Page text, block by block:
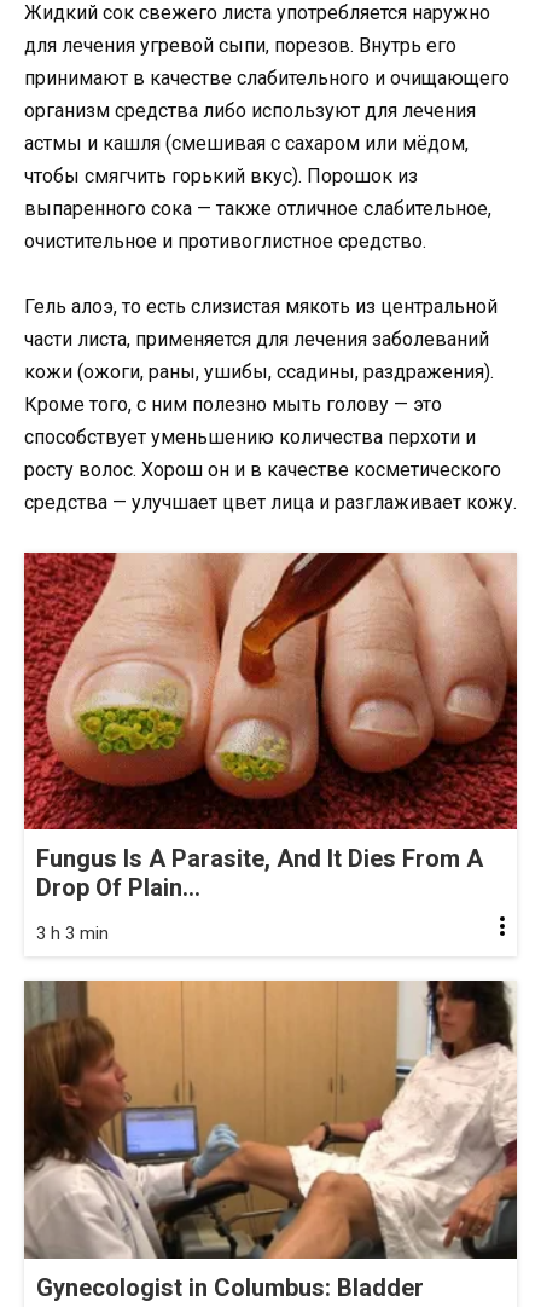
Жидкий сок свежего листа употребляется наружно
для лечения угревой сыпи, порезов. Внутрь его
принимают в качестве слабительного и очищающего
организм средства либо используют для лечения
астмы и кашля (смешивая с сахаром или мёдом,
чтобы смягчить горький вкус). Порошок из
выпаренного сока — также отличное слабительное,
очистительное и противоглистное средство.
Гель алоэ, то есть слизистая мякоть из центральной
части листа, применяется для лечения заболеваний
кожи (ожоги, раны, ушибы, ссадины, раздражения).
Кроме того, с ним полезно мыть голову — это
способствует уменьшению количества перхоти и
росту волос. Хорош он и в качестве косметического
средства — улучшает цвет лица и разглаживает кожу.
Fungus Is A Parasite, And It Dies From A
Drop Of Plain...
3 h 3 min
Gynecologist in Columbus: Bladder